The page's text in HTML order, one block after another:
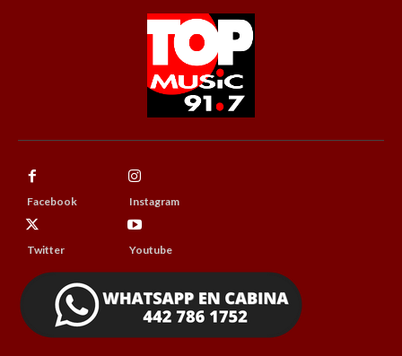
Facebook Instagram
Twitter Youtube